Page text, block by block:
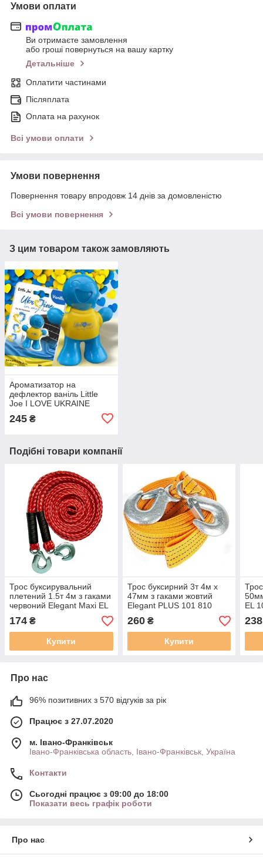
Умови оплати
Ви отримаєте замовлення
або гроші повернуться на вашу картку
Детальніше
Оплатити частинами
Післяплата
Оплата на рахунок
Всі умови оплати
Умови повернення
Повернення товару впродовж 14 днів за домовленістю
Всі умови повернення
З цим товаром також замовляють
Ароматизатор на
дефлектор ваніль Little
Joe I LOVE UKRAINE
245 ₴
Подібні товари компанії
Трос буксирувальний
плетений 1.5т 4м з гаками
червоний Elegant Maxi EL
101 836
174 ₴
Купити
Трос буксирний 3т 4м х
47мм з гаками жовтий
Elegant PLUS 101 810
260₴
Купити
EL
238
Про нас
96% позитивних з 570 відгуків за рік
Працює з 27.07.2020
м. Івано-Франківськ
Івано-Франківська область, Івано-Франківськ, Україна
Контакти
Сьогодні працює з 09:00 до 18:00
Показати весь графік роботи
Про нас